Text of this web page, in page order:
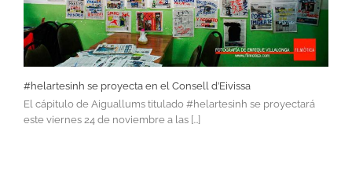
#helartesinh se proyecta en el Consell d’Eivissa
El cápitulo de Aiguallums titulado #helartesinh se proyectará
este viernes 24 de noviembre a las [...]